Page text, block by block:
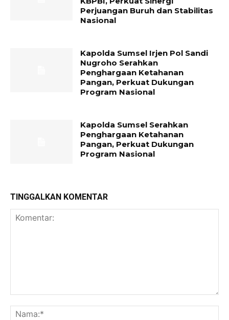
Perjuangan Buruh dan Stabilitas
Nasional
Kapolda Sumsel Irjen Pol Sandi
Nugroho Serahkan
Penghargaan Ketahanan
Pangan, Perkuat Dukungan
Program Nasional
Kapolda Sumsel Serahkan
Penghargaan Ketahanan
Pangan, Perkuat Dukungan
Program Nasional
TINGGALKAN KOMENTAR